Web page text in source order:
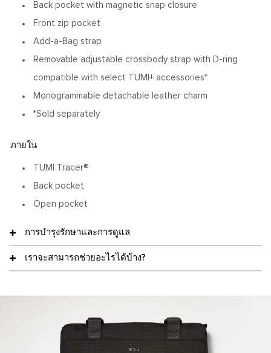
Back pocket with magnetic snap closure
Front zip pocket
Add-a-Bag strap
Removable adjustable crossbody strap with D-ring
compatible with select TUMI+ accessories*
Monogrammable detachable leather charm
*Sold separately
ภายใน
TUMI Tracer®
Back pocket
Open pocket
การบำรุงรักษาและการดูแล
เราจะสามารถช่วยอะไรได้บ้าง?